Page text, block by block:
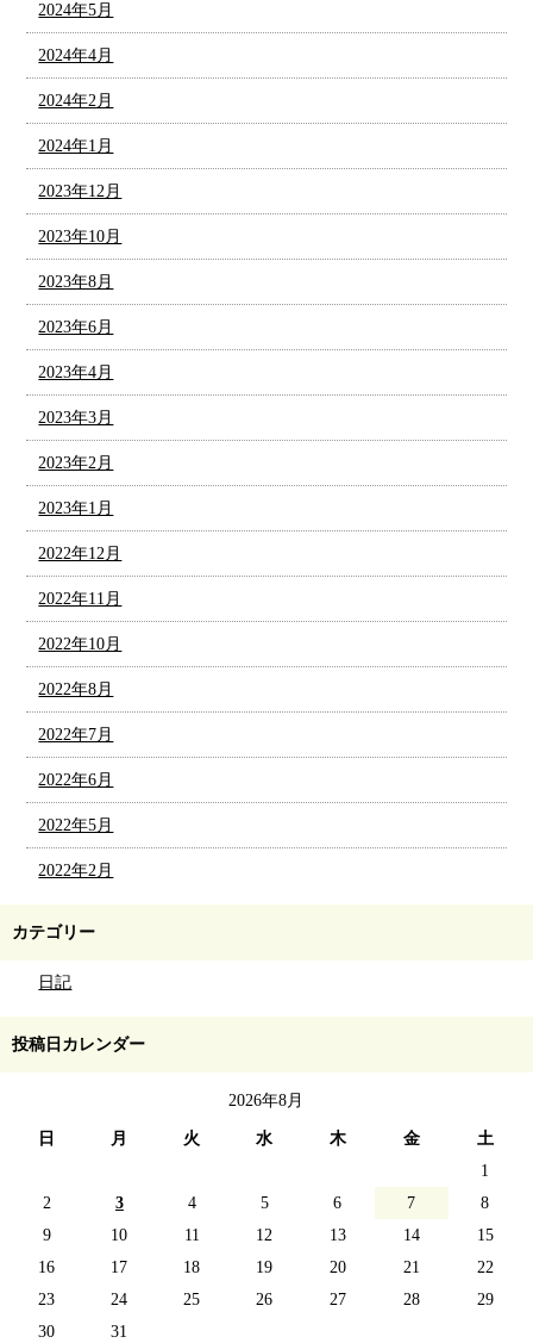
2024年5月
2024年4月
2024年2月
2024年1月
2023年12月
2023年10月
2023年8月
2023年6月
2023年4月
2023年3月
2023年2月
2023年1月
2022年12月
2022年11月
2022年10月
2022年8月
2022年7月
2022年6月
2022年5月
2022年2月
カテゴリー
日記
投稿日カレンダー
2026年8月
日 月 火 水 木 金
土
1
2
3 4 5 6 7
8
9
10 11 12 13 14
15
16
17 18 19 20 21
22
23
24 25 26 27 28
29
30
31